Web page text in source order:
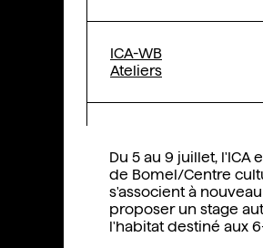
Du 5 au 9 juillet, l'ICA
de Bomel/Centre
s'associent à
proposer un stage
l'habitat destiné aux
ICA-WB
Ateliers